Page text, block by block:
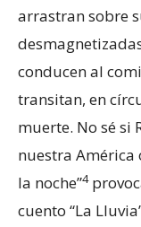
arrastran sobre
conducen al
transitan, en
muerte. No sé si
nuestra América
la noche”4
cuento “La